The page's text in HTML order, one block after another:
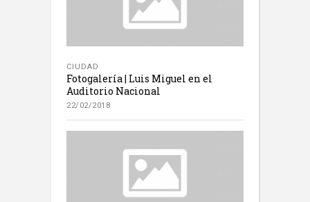
CIUDAD
Fotogalería | Luis Miguel en el
Auditorio Nacional
22/02/2018